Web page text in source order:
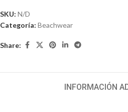
SKU: N/D
Categoría: Beachwear
Share:
INFORMACIÓN